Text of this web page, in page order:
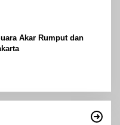
Akar Rumput dan